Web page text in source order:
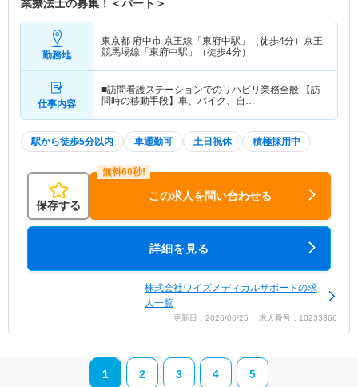
業療法士の募集！＜パート＞
勤務地
東京都 府中市 京王線「東府中駅」（徒歩4分）京王
競馬場線「東府中駅」（徒歩4分）
仕事内容
■訪問看護ステーションでのリハビリ業務全般 【訪
問時の移動手段】車、バイク、自…
駅から徒歩5分以内 車通勤可 土日祝休 積極採用中
保存する
この求人を問い合わせる
詳細を見る
株式会社ワイズメディカルサポートの求
人一覧
更新日：2026/06/25 求人番号：10233866
1 2 3 4 5